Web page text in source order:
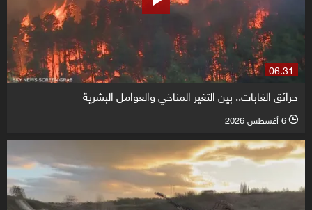
06:31
حرائق الغابات.. بين التغير المناخي والعوامل البشرية
l 6 أغسطس 2026